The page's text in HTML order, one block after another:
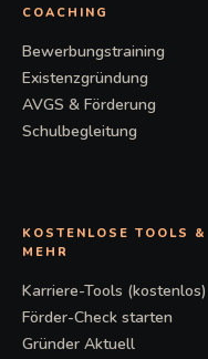
COACHING
Bewerbungstraining
Existenzgründung
AVGS & Förderung
Schulbegleitung
KOSTENLOSE TOOLS &
MEHR
Karriere-Tools (kostenlos)
Förder-Check starten
Gründer Aktuell